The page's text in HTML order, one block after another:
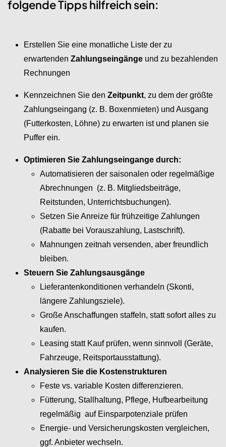
folgende Tipps hilfreich sein:
Erstellen Sie eine monatliche Liste der zu
erwartenden Zahlungseingänge und zu bezahlenden
Rechnungen
Kennzeichnen Sie den Zeitpunkt, zu dem der größte
Zahlungseingang (z. B. Boxenmieten) und Ausgang
(Futterkosten, Löhne) zu erwarten ist und planen sie
Puffer ein.
Optimieren Sie Zahlungseingange durch:
Automatisieren der saisonalen oder regelmäßige
Abrechnungen (z. B. Mitgliedsbeiträge,
Reitstunden, Unterrichtsbuchungen).
Setzen Sie Anreize für frühzeitige Zahlungen
(Rabatte bei Vorauszahlung, Lastschrift).
Mahnungen zeitnah versenden, aber freundlich
bleiben.
Steuern Sie Zahlungsausgänge
Lieferantenkonditionen verhandeln (Skonti,
längere Zahlungsziele).
Große Anschaffungen staffeln, statt sofort alles zu
kaufen.
Leasing statt Kauf prüfen, wenn sinnvoll (Geräte,
Fahrzeuge, Reitsportausstattung).
Analysieren Sie die Kostenstrukturen
Feste vs. variable Kosten differenzieren.
Fütterung, Stallhaltung, Pflege, Hufbearbeitung
regelmäßig auf Einsparpotenziale prüfen
Energie- und Versicherungskosten vergleichen,
ggf. Anbieter wechseln.